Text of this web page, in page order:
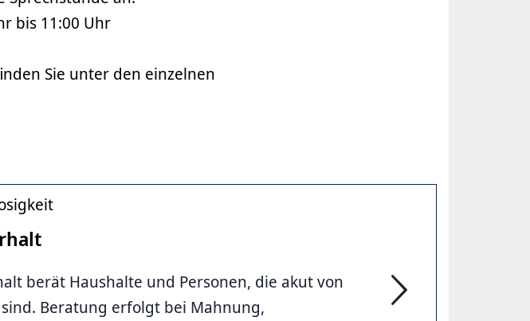
bis 11:00 Uhr
Sie unter den einzelnen
berät Haushalte und Personen, die akut von
Beratung erfolgt bei Mahnung,